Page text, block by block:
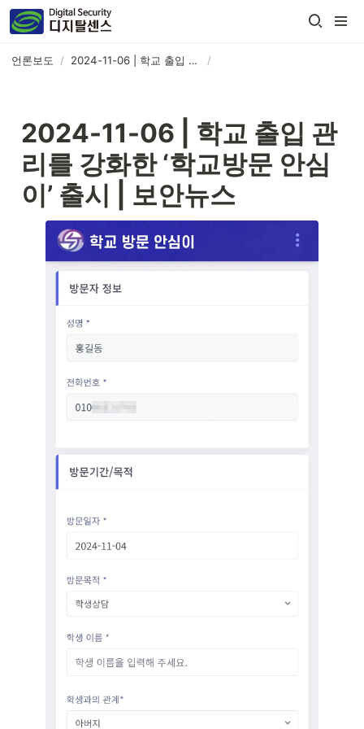
언론보도 / 2024-11-06 | 학교 출입 관리를 강화한 ‘학교방문 안심이’ 출시 | 보안뉴스 /
2024-11-06 |
학교 출입 관
리를 강화한 ‘학교방문 안심
이’ 출시 | 보안뉴스